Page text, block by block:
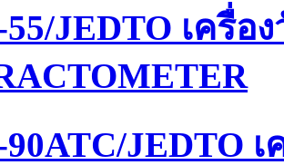
JEDTO เครื่อ
JEDTO